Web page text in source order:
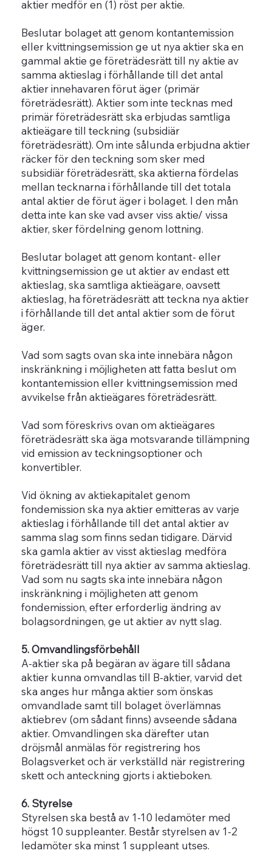
aktier medför en (1) röst per aktie.
Beslutar bolaget att genom kontantemission
eller kvittningsemission ge ut nya aktier ska en
gammal aktie ge företrädesrätt till ny aktie av
samma aktieslag i förhållande till det antal
aktier innehavaren förut äger (primär
företrädesrätt). Aktier som inte tecknas med
primär företrädesrätt ska erbjudas samtliga
aktieägare till teckning (subsidiär
företrädesrätt). Om inte sålunda erbjudna aktier
räcker för den teckning som sker med
subsidiär företrädesrätt, ska aktierna fördelas
mellan tecknarna i förhållande till det totala
antal aktier de förut äger i bolaget. I den mån
detta inte kan ske vad avser viss aktie/ vissa
aktier, sker fördelning genom lottning.
Beslutar bolaget att genom kontant- eller
kvittningsemission ge ut aktier av endast ett
aktieslag, ska samtliga aktieägare, oavsett
aktieslag, ha företrädesrätt att teckna nya aktier
i förhållande till det antal aktier som de förut
äger.
Vad som sagts ovan ska inte innebära någon
inskränkning i möjligheten att fatta beslut om
kontantemission eller kvittningsemission med
avvikelse från aktieägares företrädesrätt.
Vad som föreskrivs ovan om aktieägares
företrädesrätt ska äga motsvarande tillämpning
vid emission av teckningsoptioner och
konvertibler.
Vid ökning av aktiekapitalet genom
fondemission ska nya aktier emitteras av varje
aktieslag i förhållande till det antal aktier av
samma slag som finns sedan tidigare. Därvid
ska gamla aktier av visst aktieslag medföra
företrädesrätt till nya aktier av samma aktieslag.
Vad som nu sagts ska inte innebära någon
inskränkning i möjligheten att genom
fondemission, efter erforderlig ändring av
bolagsordningen, ge ut aktier av nytt slag.
5. Omvandlingsförbehåll
A-aktier ska på begäran av ägare till sådana
aktier kunna omvandlas till B-aktier, varvid det
ska anges hur många aktier som önskas
omvandlade samt till bolaget överlämnas
aktiebrev (om sådant finns) avseende sådana
aktier. Omvandlingen ska därefter utan
dröjsmål anmälas för registrering hos
Bolagsverket och är verkställd när registrering
skett och anteckning gjorts i aktieboken.
6. Styrelse
Styrelsen ska bestå av 1-10 ledamöter med
högst 10 suppleanter. Består styrelsen av 1-2
ledamöter ska minst 1 suppleant utses.